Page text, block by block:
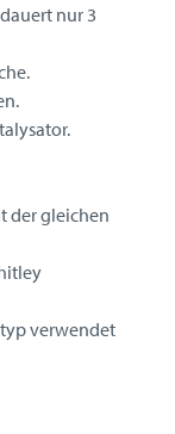
nur 3
der gleichen
verwendet